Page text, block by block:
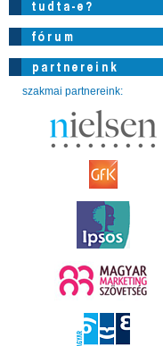
szakmai partnereink: